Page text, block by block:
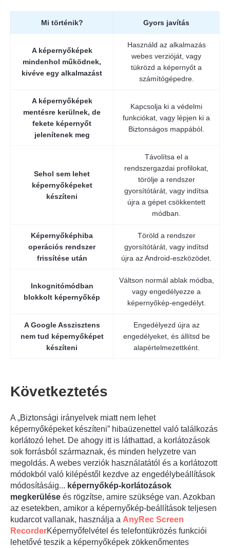
Mi történik? Gyors javítás
A képernyőképek
mindenhol működnek,
kivéve egy alkalmazást
Használd az alkalmazás
webes verzióját, vagy
tükrözd a képernyőt a
számítógépedre.
A képernyőképek
mentésre kerülnek, de
fekete képernyőt
jelenítenek meg
Kapcsolja ki a védelmi
funkciókat, vagy lépjen ki a
Biztonságos mappából.
Sehol sem lehet
képernyőképeket
készíteni
Távolítsa el a
rendszergazdai profilokat,
törölje a rendszer
gyorsítótárát, vagy indítsa
újra a gépet csökkentett
módban.
Képernyőképhiba
operációs rendszer
frissítése után
Töröld a rendszer
gyorsítótárát, vagy indítsd
újra az Android-eszközödet.
Inkognitómódban
blokkolt képernyőkép
Váltson normál ablak módba,
vagy engedélyezze a
képernyőkép-engedélyt.
A Google Asszisztens
nem tud képernyőképet
készíteni
Engedélyezd újra az
engedélyeket, és állítsd be
alapértelmezettként.
Következtetés
A „Biztonsági irányelvek miatt nem lehet
képernyőképeket készíteni” hibaüzenettel való találkozás
korlátozó lehet. De ahogy itt is láthattad, a korlátozások
sok forrásból származnak, és minden helyzetre van
megoldás. A webes verziók használatától és a korlátozott
módokból való kilépéstől kezdve az engedélybeállítások
módosításáig... képernyőkép-korlátozások
megkerülése és rögzítse, amire szüksége van. Azokban
az esetekben, amikor a képernyőkép-beállítások teljesen
kudarcot vallanak, használja a AnyRec Screen
RecorderKépernyőfelvétel és telefontükrözés funkciói
lehetővé teszik a képernyőképek zökkenőmentes